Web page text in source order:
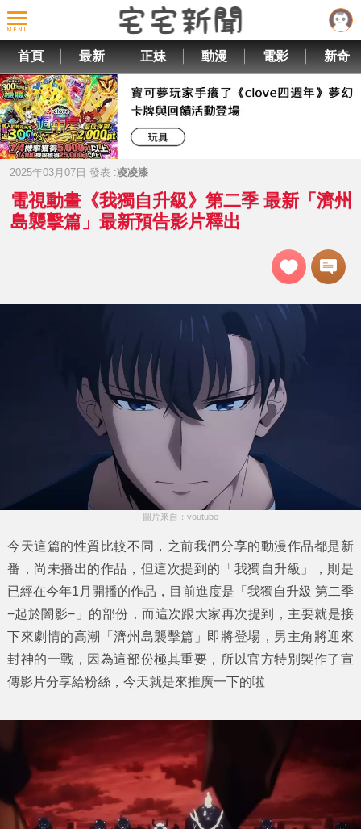
首頁 最新 正妹 動漫 電影 新奇
2025年03月07日 發表 :凌凌漆
電視動畫《我獨自升級》第二季 最新「濟州
島襲擊篇」最新預告影片釋出
圖片來自：youtube
今天這篇的性質比較不同，之前我們分享的動漫作品都是新
番，尚未播出的作品，但這次提到的「我獨自升級」，則是
已經在今年1月開播的作品，目前進度是「 我獨自升級 第二季
−起於闇影− 」的部份，而這次跟大家再次提到，主要就是接
下來劇情的高潮「濟州島襲擊篇 」即將登場，男主角將迎來
封神的一戰，因為這部份極其重要，所以官方特別製作了宣
傳影片分享給粉絲，今天就是來推廣一下的啦